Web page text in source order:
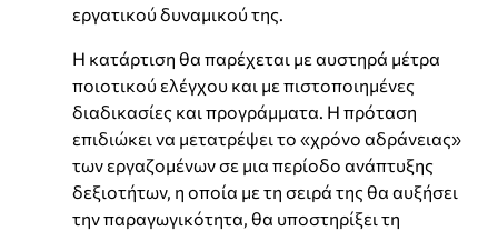
εργατικού δυναμικού της.
Η κατάρτιση θα παρέχεται με αυστηρά μέτρα
ποιοτικού ελέγχου και με πιστοποιημένες
διαδικασίες και προγράμματα. Η πρόταση
επιδιώκει να μετατρέψει το «χρόνο αδράνειας»
των εργαζομένων σε μια περίοδο ανάπτυξης
δεξιοτήτων, η οποία με τη σειρά της θα αυξήσει
την παραγωγικότητα, θα υποστηρίξει τη